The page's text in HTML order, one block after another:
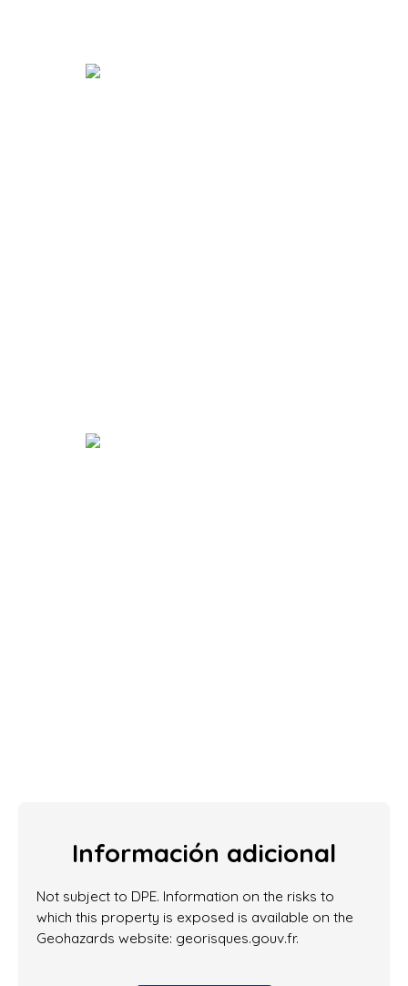
Información adicional
Not subject to DPE. Information on the risks to
which this property is exposed is available on the
Geohazards website: georisques.gouv.fr.